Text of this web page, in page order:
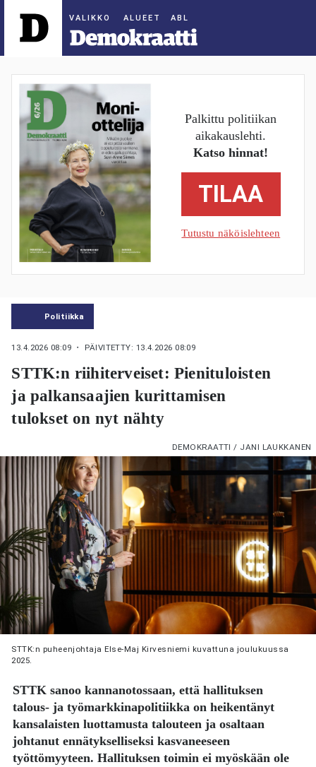
ALUEET
Palkittu politiikan
aikakauslehti.
Katso hinnat!
TILAA
Tutustu näköislehteen
Politiikka
13.4.2026 08:09 ・ PÄIVITETTY: 13.4.2026 08:09
STTK:n riihiterveiset: Pienituloisten
ja palkansaajien kurittamisen
tulokset on nyt nähty
DEMOKRAATTI / JANI LAUKKANEN
STTK:n puheenjohtaja Else-Maj Kirvesniemi kuvattuna joulukuussa
2025.
STTK sanoo kannanotossaan, että hallituksen
talous- ja työmarkkinapolitiikka on heikentänyt
kansalaisten luottamusta talouteen ja osaltaan
johtanut ennätykselliseksi kasvaneeseen
työttömyyteen. Hallituksen toimin ei myöskään ole